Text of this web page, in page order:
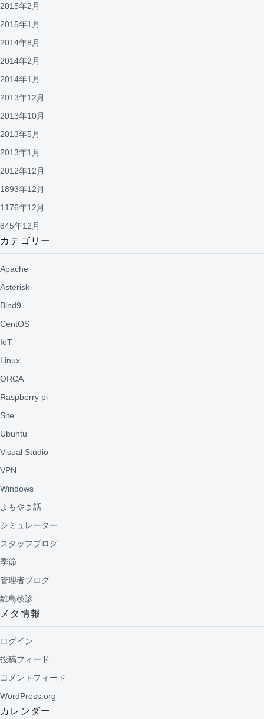
2015年2月
2015年1月
2014年8月
2014年2月
2014年1月
2013年12月
2013年10月
2013年5月
2013年1月
2012年12月
1893年12月
1176年12月
845年12月
カテゴリー
Apache
Asterisk
Bind9
CentOS
IoT
Linux
ORCA
Raspberry pi
Site
Ubuntu
Visual Studio
VPN
Windows
よもやま話
シミュレーター
スタッフブログ
季節
管理者ブログ
離島検診
メタ情報
ログイン
投稿フィード
コメントフィード
WordPress.org
カレンダー